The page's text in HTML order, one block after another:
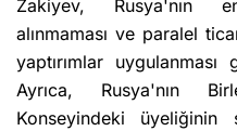
Zakiyev, Rusya'nın
alınmaması ve paralel
yaptırımlar
Ayrıca, Rusya'nın
Konseyindeki üyeliğinin